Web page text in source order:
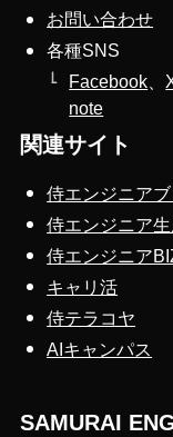
お問い合わせ
各種SNS
Facebook
note
関連サイト
侍エンジニア
侍エンジニア
侍エンジニア
キャリ活
侍テラコヤ
AIキャンパス
SAMURAI